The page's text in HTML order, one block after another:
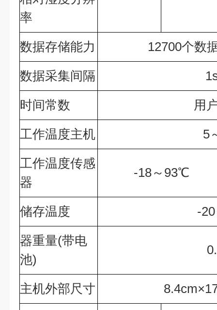
率
数据存储能力
12700个数
数据采集间隔
时间常数
用
工作温度主机
5
工作温度传感
器
-18～93℃
储存温度
-
器重量(带电
池)
主机外部尺寸